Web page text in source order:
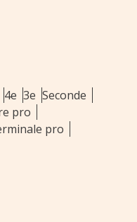
4e 3e Seconde
pro
pro